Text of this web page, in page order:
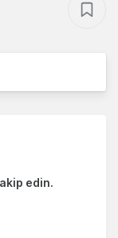
edin.